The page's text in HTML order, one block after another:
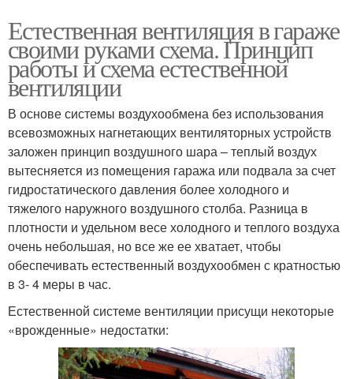
Естественная вентиляция в гараже
своими руками схема. Принцип
работы и схема естественной
вентиляции
В основе системы воздухообмена без использования
всевозможных нагнетающих вентиляторных устройств
заложен принцип воздушного шара – теплый воздух
вытесняется из помещения гаража или подвала за счет
гидростатического давления более холодного и
тяжелого наружного воздушного столба. Разница в
плотности и удельном весе холодного и теплого воздуха
очень небольшая, но все же ее хватает, чтобы
обеспечивать естественный воздухообмен с кратностью
в 3- 4 меры в час.
Естественной системе вентиляции присущи некоторые
«врожденные» недостатки: